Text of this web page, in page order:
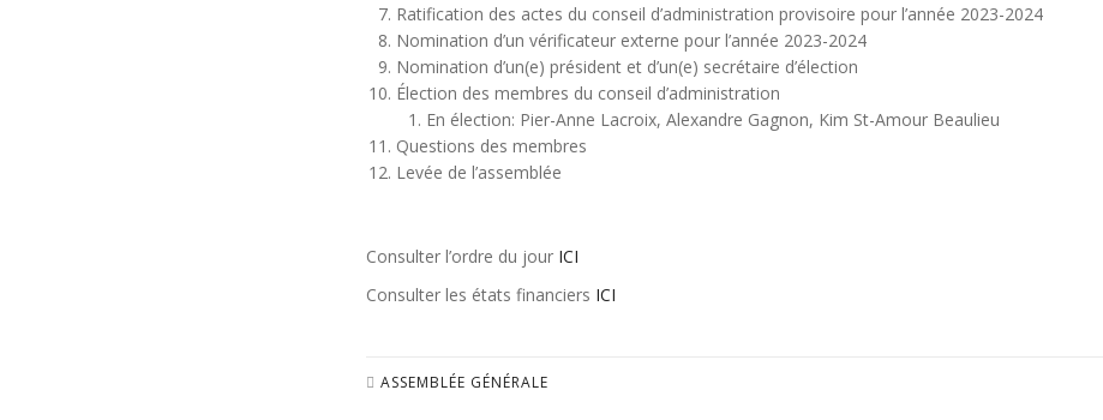
Ratification des actes du conseil d’administration provisoire pour l’année 2023-2024
Nomination d’un vérificateur externe pour l’année 2023-2024
Nomination d’un(e) président et d’un(e) secrétaire d’élection
Élection des membres du conseil d’administration
En élection: Pier-Anne Lacroix, Alexandre Gagnon, Kim St-Amour Beaulieu
Questions des membres
Levée de l’assemblée
Consulter l’ordre du jour ICI
Consulter les états financiers ICI
ASSEMBLÉE GÉNÉRALE